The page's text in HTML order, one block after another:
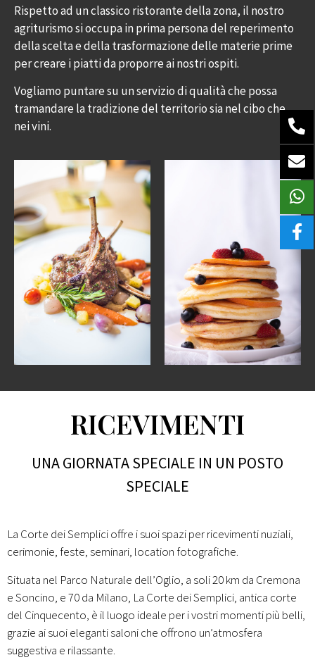
Rispetto ad un classico ristorante della zona, il nostro
agriturismo si occupa in prima persona del reperimento
della scelta e della trasformazione delle materie prime
per creare i piatti da proporre ai nostri ospiti.
Vogliamo puntare su un servizio di qualità che possa
tramandare la tradizione del territorio sia nel cibo che
nei vini.
RICEVIMENTI
UNA GIORNATA SPECIALE IN UN POSTO
SPECIALE
La Corte dei Semplici offre i suoi spazi per ricevimenti nuziali,
cerimonie, feste, seminari, location fotografiche.
Situata nel Parco Naturale dell’Oglio, a soli 20 km da Cremona
e Soncino, e 70 da Milano, La Corte dei Semplici, antica corte
del Cinquecento, è il luogo ideale per i vostri momenti più belli,
grazie ai suoi eleganti saloni che offrono un’atmosfera
suggestiva e rilassante.